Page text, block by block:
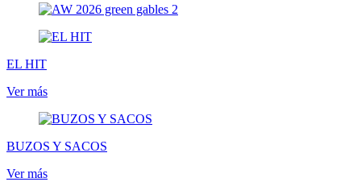
EL HIT
Ver más
BUZOS Y SACOS
Ver más